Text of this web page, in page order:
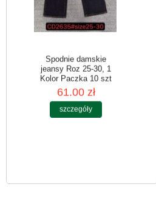
Spodnie damskie
jeansy Roz 25-30, 1